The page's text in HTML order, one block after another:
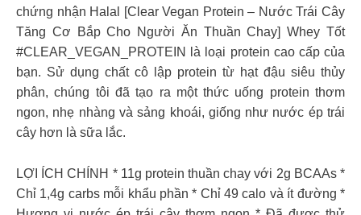
chứng nhận Halal
[Clear Vegan Protein – Nước Trái Cây
Tăng Cơ Bắp Cho Người Ăn Thuần Chay] Whey Tốt
#CLEAR_VEGAN_PROTEIN là loại protein cao cấp của
bạn. Sử dụng chất cô lập protein từ hạt đậu siêu thủy
phân, chúng tôi đã tạo ra một thức uống protein thơm
ngon, nhẹ nhàng và sảng khoái, giống như nước ép trái
cây hơn là sữa lắc.
LỢI ÍCH CHÍNH * 11g protein thuần chay với 2g BCAAs *
Chỉ 1,4g carbs mỗi khẩu phần * Chỉ 49 calo và ít đường *